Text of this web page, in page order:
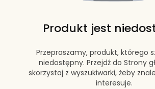
Produkt jest
Przepraszamy, produkt, którego
niedostępny. Przejdź do Strony
skorzystaj z wyszukiwarki, żeby
interesuje.